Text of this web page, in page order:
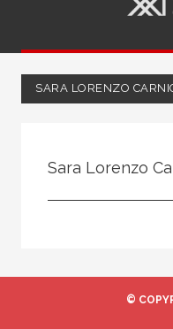
SARA LORENZO
Sara Lorenzo
©